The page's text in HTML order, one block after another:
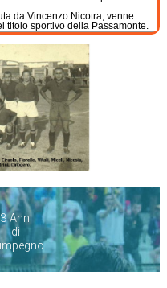
da Vincenzo Nicotra, venne
titolo sportivo della Passamonte.
3 Anni
di